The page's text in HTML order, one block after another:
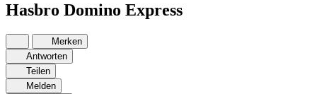
Hasbro Domino Express
Merken
Antworten
Teilen
Melden